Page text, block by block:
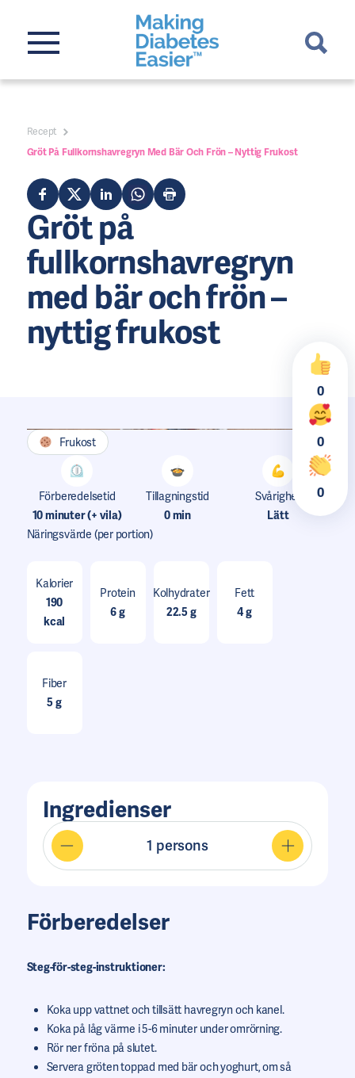
Recept
Gröt På Fullkornshavregryn Med Bär Och Frön – Nyttig Frukost
Gröt på
fullkornshavregryn
med bär och frön –
nyttig frukost
0
0
0
Frukost
Förberedelsetid
10 minuter (+ vila)
Tillagningstid
0 min
Svårighet
Lätt
Näringsvärde (per portion)
Kalorier
190
kcal
Protein
6 g
Kolhydrater
22.5 g
Fett
4 g
Fiber
5 g
Ingredienser
1 persons
Förberedelser
Steg-för-steg-instruktioner:
Koka upp vattnet och tillsätt havregryn och kanel.
Koka på låg värme i 5-6 minuter under omrörning.
Rör ner fröna på slutet.
Servera gröten toppad med bär och yoghurt, om så